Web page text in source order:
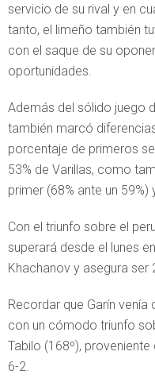
servicio de su rival y en
tanto, el limeño también
con el saque de su
oportunidades.
Además del sólido juego
también marcó
porcentaje de primeros
53% de Varillas, como
primer (68% ante un 59%)
Con el triunfo sobre el
superará desde el lunes
Khachanov y asegura ser
Recordar que Garín
con un cómodo triunfo
Tabilo (168º),
6-2.